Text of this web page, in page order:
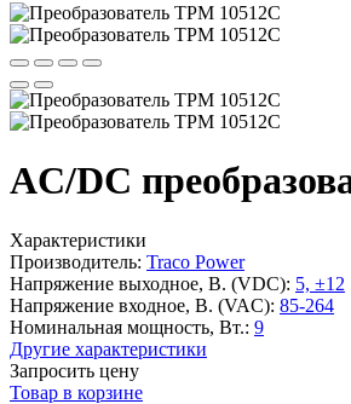
AC/DC
Характеристики
Производитель: Traco Power
Напряжение выходное, В. (VDC): 5, ±12
Напряжение входное, В. (VAC): 85-264
Номинальная мощность, Вт.: 9
Другие характеристики
Запросить цену
Товар в корзине